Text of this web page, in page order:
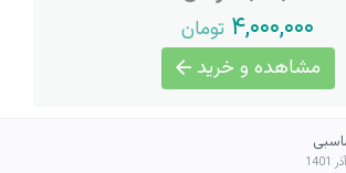
۴,۰۰۰,۰۰۰ تومان
مشاهده و خرید